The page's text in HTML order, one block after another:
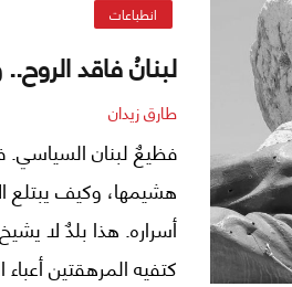
انطباعات
لبنانُ فاقد
طارق زيدان
فظيعٌ لبنان السياسي.
هشيمها، وكيف يبتلع
أسراره. هذا بلدٌ لا
كتفيه المرهقتين